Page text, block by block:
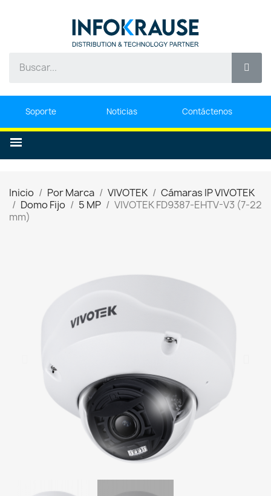
Soporte Noticias Contáctenos
Inicio Por Marca VIVOTEK
Cámaras IP VIVOTEK
Domo Fijo
5 MP
VIVOTEK FD9387-EHTV-V3 (7-22
mm)